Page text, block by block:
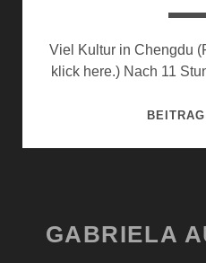
Viel Kultur in Chengdu
klick here.) Nach 11
GABRIELA